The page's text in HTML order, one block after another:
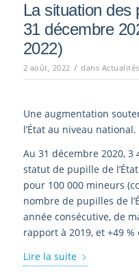
La situation des
31 décembre
2022)
2 août, 2022 / dans
Une augmentation
l’État au niveau national.
Au 31 décembre 2020,
statut de pupille de
pour 100 000 mineurs
nombre de pupilles de
année consécutive, de
rapport à 2019, et +49
Lire la suite